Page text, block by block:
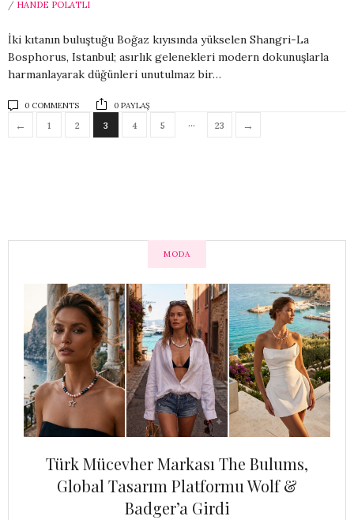
/ HANDE POLATLI
İki kıtanın buluştuğu Boğaz kıyısında yükselen Shangri-La
Bosphorus, Istanbul; asırlık gelenekleri modern dokunuşlarla
harmanlayarak düğünleri unutulmaz bir…
0 COMMENTS 0 PAYLAŞ
← 1 2 3 4 5 … 23 →
MODA
Türk Mücevher Markası The Bulums,
Global Tasarım Platformu Wolf &
Badger’a Girdi